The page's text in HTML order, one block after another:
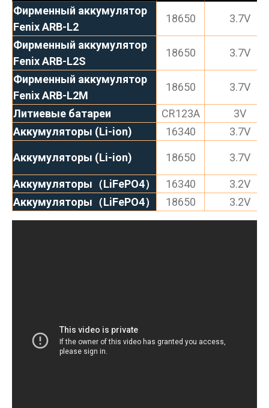
Фирменный аккумулятор
Fenix ARB-L2
18650 3.7V
Фирменный аккумулятор
Fenix ARB-L2S
18650 3.7V
Фирменный аккумулятор
Fenix ARB-L2M
18650 3.7V
Литиевые батареи CR123A
3V
Аккумуляторы (Li-ion)
16340 3.7V
Аккумуляторы (Li-ion) 18650 3.7V
Аккумуляторы（LiFePO4） 16340
3.2V
Аккумуляторы（LiFePO4）
18650 3.2V